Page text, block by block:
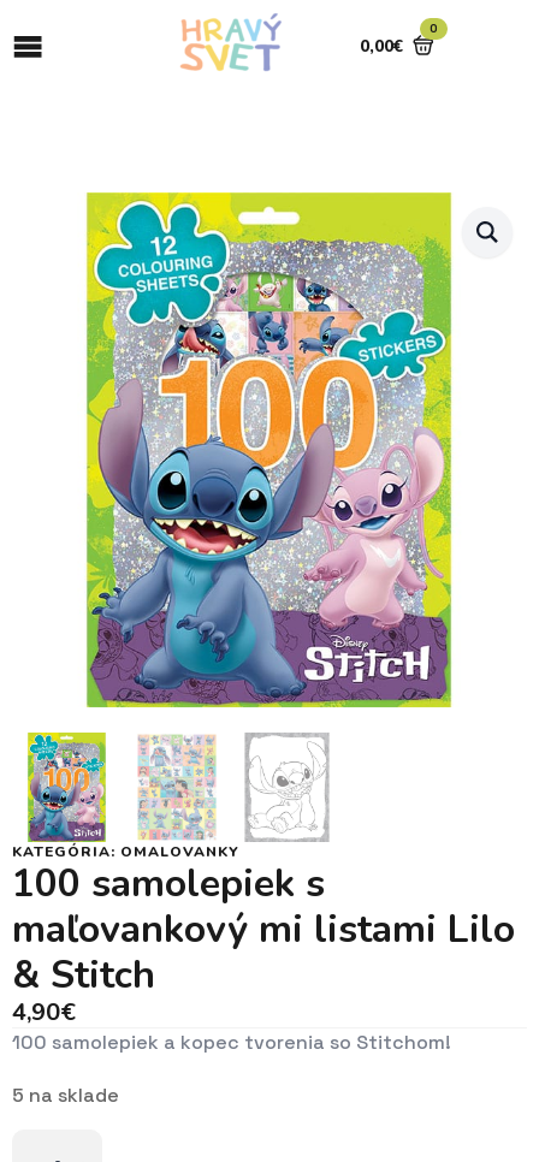
0,00€
0
KATEGÓRIA: OMALOVANKY
100 samolepiek s
maľovankový mi listami Lilo
& Stitch
4,90€
100 samolepiek a kopec tvorenia so Stitchom!
5 na sklade